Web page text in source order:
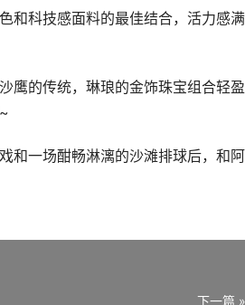
科技感面料的最佳结合，活力感满
的传统，琳琅的金饰珠宝组合轻
一场酣畅淋漓的沙滩排球后，和
下一篇 »